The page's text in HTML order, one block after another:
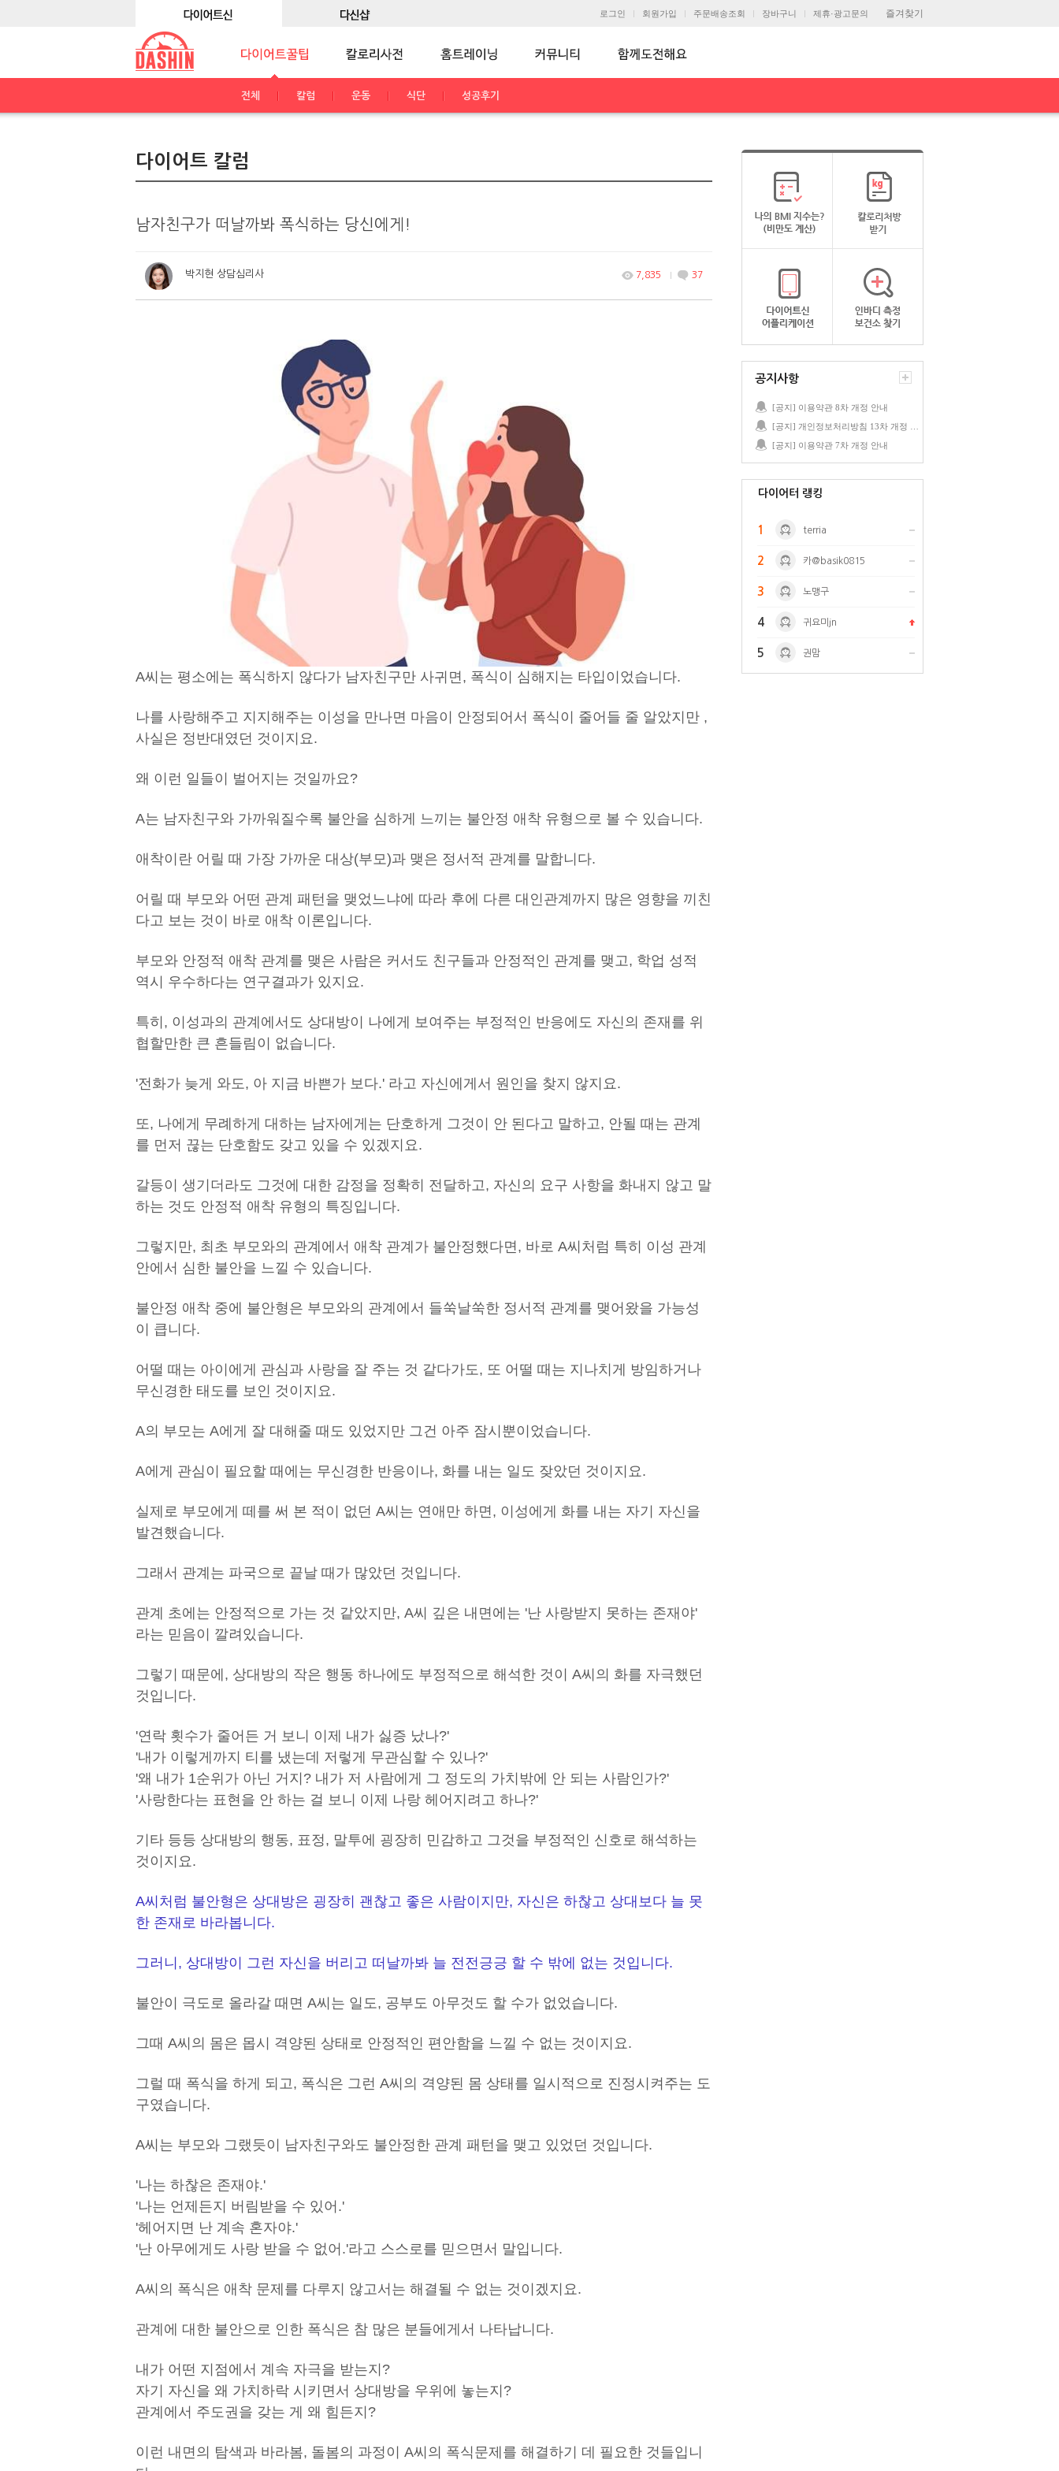
즐겨찾기
로그인 회원가입 주문배송조회 장바구니 제휴·광고문의
전체 칼럼 운동 식단 성공후기
다이어트 칼럼
남자친구가 떠날까봐 폭식하는 당신에게!
박지현 상담심리사 7,835 37
A씨는 평소에는 폭식하지 않다가 남자친구만 사귀면, 폭식이 심해지는 타입이었습니다.
나를 사랑해주고 지지해주는 이성을 만나면 마음이 안정되어서 폭식이 줄어들 줄 알았지만 ,
사실은 정반대였던 것이지요.
왜 이런 일들이 벌어지는 것일까요?
A는 남자친구와 가까워질수록 불안을 심하게 느끼는 불안정 애착 유형으로 볼 수 있습니다.
애착이란 어릴 때 가장 가까운 대상(부모)과 맺은 정서적 관계를 말합니다.
어릴 때 부모와 어떤 관계 패턴을 맺었느냐에 따라 후에 다른 대인관계까지 많은 영향을 끼친
다고 보는 것이 바로 애착 이론입니다.
부모와 안정적 애착 관계를 맺은 사람은 커서도 친구들과 안정적인 관계를 맺고, 학업 성적
역시 우수하다는 연구결과가 있지요.
특히, 이성과의 관계에서도 상대방이 나에게 보여주는 부정적인 반응에도 자신의 존재를 위
협할만한 큰 흔들림이 없습니다.
'전화가 늦게 와도, 아 지금 바쁜가 보다.' 라고 자신에게서 원인을 찾지 않지요.
또, 나에게 무례하게 대하는 남자에게는 단호하게 그것이 안 된다고 말하고, 안될 때는 관계
를 먼저 끊는 단호함도 갖고 있을 수 있겠지요.
갈등이 생기더라도 그것에 대한 감정을 정확히 전달하고, 자신의 요구 사항을 화내지 않고 말
하는 것도 안정적 애착 유형의 특징입니다.
그렇지만, 최초 부모와의 관계에서 애착 관계가 불안정했다면, 바로 A씨처럼 특히 이성 관계
안에서 심한 불안을 느낄 수 있습니다.
불안정 애착 중에 불안형은 부모와의 관계에서 들쑥날쑥한 정서적 관계를 맺어왔을 가능성
이 큽니다.
어떨 때는 아이에게 관심과 사랑을 잘 주는 것 같다가도, 또 어떨 때는 지나치게 방임하거나
무신경한 태도를 보인 것이지요.
A의 부모는 A에게 잘 대해줄 때도 있었지만 그건 아주 잠시뿐이었습니다.
A에게 관심이 필요할 때에는 무신경한 반응이나, 화를 내는 일도 잦았던 것이지요.
실제로 부모에게 떼를 써 본 적이 없던 A씨는 연애만 하면, 이성에게 화를 내는 자기 자신을
발견했습니다.
그래서 관계는 파국으로 끝날 때가 많았던 것입니다.
관계 초에는 안정적으로 가는 것 같았지만, A씨 깊은 내면에는 '난 사랑받지 못하는 존재야'
라는 믿음이 깔려있습니다.
그렇기 때문에, 상대방의 작은 행동 하나에도 부정적으로 해석한 것이 A씨의 화를 자극했던
것입니다.
'연락 횟수가 줄어든 거 보니 이제 내가 싫증 났나?'
'내가 이렇게까지 티를 냈는데 저렇게 무관심할 수 있나?'
'왜 내가 1순위가 아닌 거지? 내가 저 사람에게 그 정도의 가치밖에 안 되는 사람인가?'
'사랑한다는 표현을 안 하는 걸 보니 이제 나랑 헤어지려고 하나?'
기타 등등 상대방의 행동, 표정, 말투에 굉장히 민감하고 그것을 부정적인 신호로 해석하는
것이지요.
A씨처럼 불안형은 상대방은 굉장히 괜찮고 좋은 사람이지만, 자신은 하찮고 상대보다 늘 못
한 존재로 바라봅니다.
그러니, 상대방이 그런 자신을 버리고 떠날까봐 늘 전전긍긍 할 수 밖에 없는 것입니다.
불안이 극도로 올라갈 때면 A씨는 일도, 공부도 아무것도 할 수가 없었습니다.
그때 A씨의 몸은 몹시 격양된 상태로 안정적인 편안함을 느낄 수 없는 것이지요.
그럴 때 폭식을 하게 되고, 폭식은 그런 A씨의 격양된 몸 상태를 일시적으로 진정시켜주는 도
구였습니다.
A씨는 부모와 그랬듯이 남자친구와도 불안정한 관계 패턴을 맺고 있었던 것입니다.
'나는 하찮은 존재야.'
'나는 언제든지 버림받을 수 있어.'
'헤어지면 난 계속 혼자야.'
'난 아무에게도 사랑 받을 수 없어.'라고 스스로를 믿으면서 말입니다.
A씨의 폭식은 애착 문제를 다루지 않고서는 해결될 수 없는 것이겠지요.
관계에 대한 불안으로 인한 폭식은 참 많은 분들에게서 나타납니다.
내가 어떤 지점에서 계속 자극을 받는지?
자기 자신을 왜 가치하락 시키면서 상대방을 우위에 놓는지?
관계에서 주도권을 갖는 게 왜 힘든지?
이런 내면의 탐색과 바라봄, 돌봄의 과정이 A씨의 폭식문제를 해결하기 데 필요한 것들입니
공지사항
[공지] 이용약관 8차 개정 안내
[공지] 이용약관 7차 개정 안내
다이어터 랭킹
1 terria
2 카@basik0815
3 노맹구
4 귀요미jn
5 권맘